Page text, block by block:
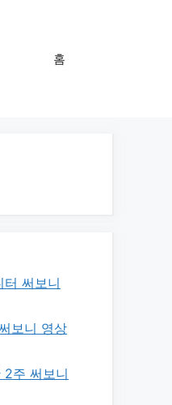
홈
써보니
보니 영상
2주 써보니